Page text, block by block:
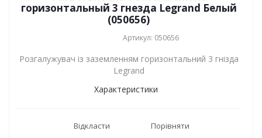
горизонтальный 3 гнезда Legrand Белый
(050656)
Артикул: 050656
Розгалужувач із заземленням горизонтальний 3 гнізда
Legrand
Характеристики
Відкласти Порівняти